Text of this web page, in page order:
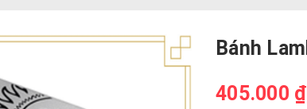
Bánh
405.000 ₫